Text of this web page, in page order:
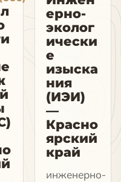
ерно-
эколог
ически
е
изыска
ния
(ИЭИ)
—
Красно
ярский
край
инженерно-